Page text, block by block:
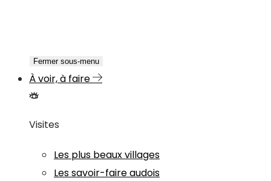
Fermer sous-menu
À voir, à faire
Visites
Les plus beaux villages
Les savoir-faire audois